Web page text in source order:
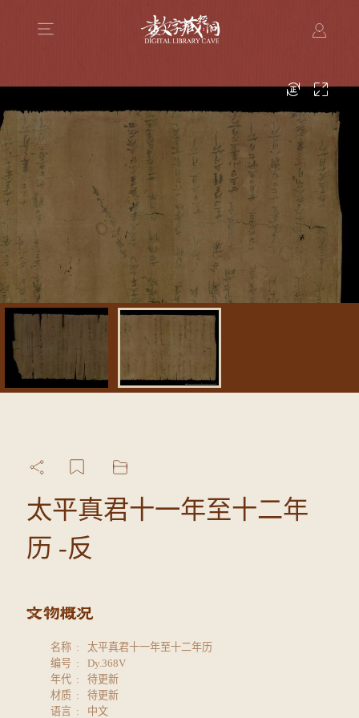
太平真君十一年至十二年
历 -反
名称
太平真君十一年至十二年历
编号
Dy.368V
年代
待更新
材质
待更新
语言
中文